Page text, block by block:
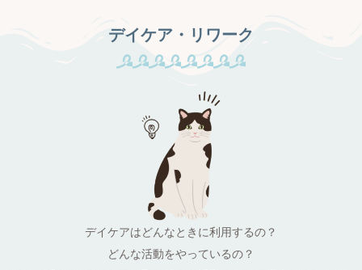
デイケア・リワーク
デイケアはどんなときに利用するの？
どんな活動をやっているの？